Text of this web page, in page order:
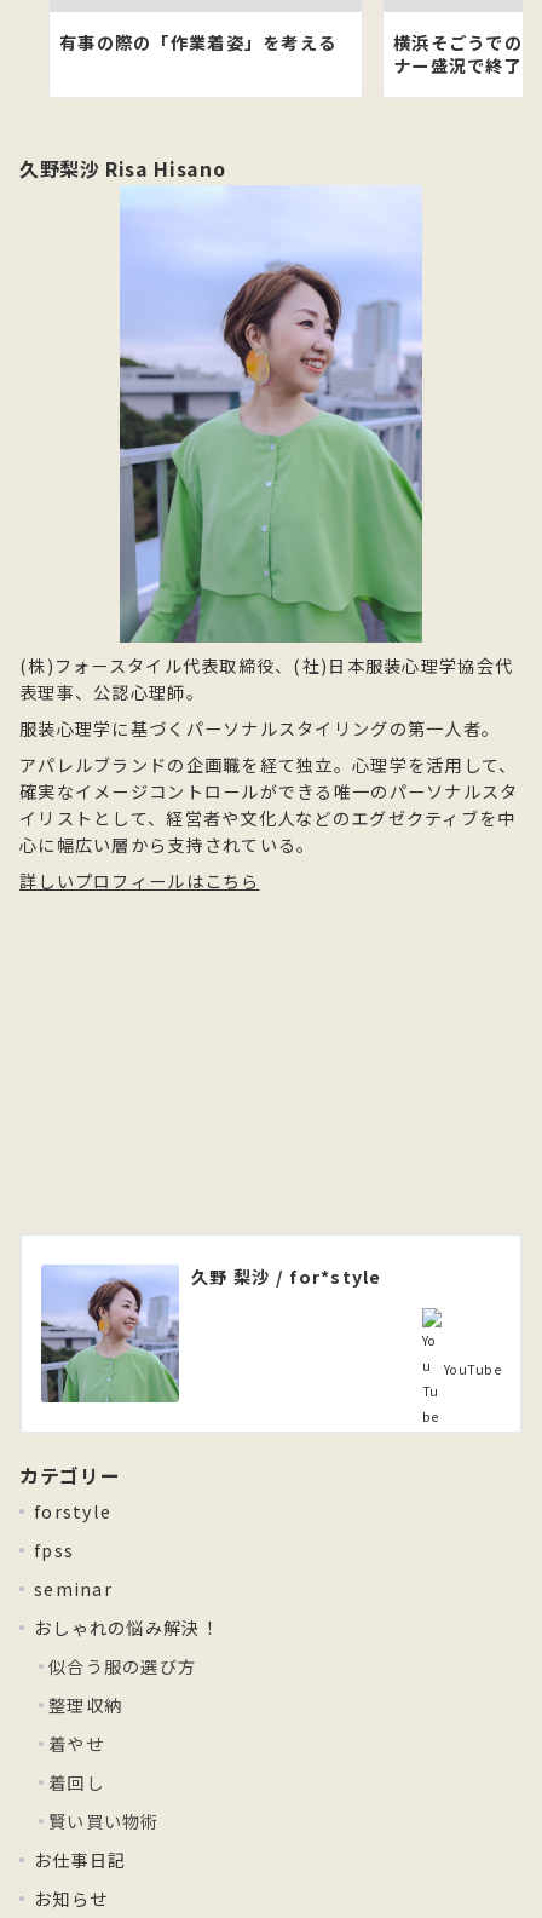
有事の際の「作業着姿」を考える
横浜そごうでの
ナー盛況で終了！
久野梨沙 Risa Hisano
(株)フォースタイル代表取締役、(社)日本服装心理学協会代
表理事、公認心理師。
服装心理学に基づくパーソナルスタイリングの第一人者。
アパレルブランドの企画職を経て独立。心理学を活用して、
確実なイメージコントロールができる唯一のパーソナルスタ
イリストとして、経営者や文化人などのエグゼクティブを中
心に幅広い層から支持されている。
詳しいプロフィールはこちら
久野 梨沙 / for*style
YouTube
カテゴリー
forstyle
fpss
seminar
おしゃれの悩み解決！
似合う服の選び方
整理収納
着やせ
着回し
賢い買い物術
お仕事日記
お知らせ